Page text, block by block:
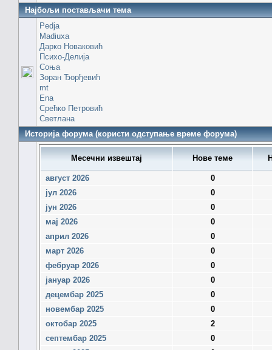
Најбољи постављачи тема
Pedja
Madiuxa
Дарко Новаковић
Психо-Делија
Соња
Зоран Ђорђевић
mt
Ena
Срећко Петровић
Светлана
Историја форума (користи одступање време форума)
Месечни извештај Нове теме
август 2026
0
јул 2026
0
јун 2026
0
мај 2026
0
април 2026
0
март 2026
0
фебруар 2026
0
јануар 2026
0
децембар 2025
0
новембар 2025
0
октобар 2025
2
септембар 2025
0